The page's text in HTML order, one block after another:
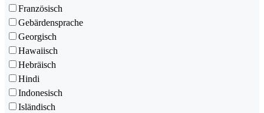
Französisch
Gebärdensprache
Georgisch
Hawaiisch
Hebräisch
Hindi
Indonesisch
Isländisch